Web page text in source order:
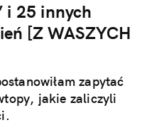
i 25 innych
[Z WASZYCH
zapytać
jakie zaliczyli